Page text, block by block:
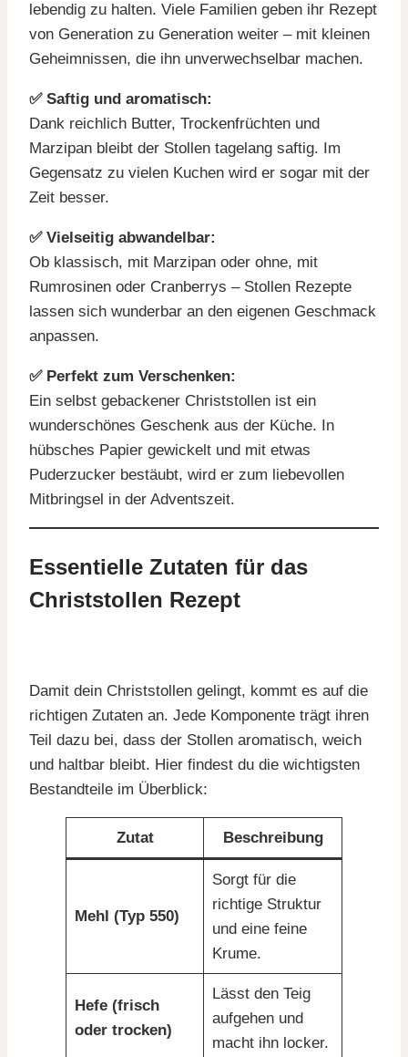
lebendig zu halten. Viele Familien geben ihr Rezept
von Generation zu Generation weiter – mit kleinen
Geheimnissen, die ihn unverwechselbar machen.
✅ Saftig und aromatisch:
Dank reichlich Butter, Trockenfrüchten und
Marzipan bleibt der Stollen tagelang saftig. Im
Gegensatz zu vielen Kuchen wird er sogar mit der
Zeit besser.
✅ Vielseitig abwandelbar:
Ob klassisch, mit Marzipan oder ohne, mit
Rumrosinen oder Cranberrys – Stollen Rezepte
lassen sich wunderbar an den eigenen Geschmack
anpassen.
✅ Perfekt zum Verschenken:
Ein selbst gebackener Christstollen ist ein
wunderschönes Geschenk aus der Küche. In
hübsches Papier gewickelt und mit etwas
Puderzucker bestäubt, wird er zum liebevollen
Mitbringsel in der Adventszeit.
Essentielle Zutaten für das
Christstollen Rezept
Damit dein Christstollen gelingt, kommt es auf die
richtigen Zutaten an. Jede Komponente trägt ihren
Teil dazu bei, dass der Stollen aromatisch, weich
und haltbar bleibt. Hier findest du die wichtigsten
Bestandteile im Überblick:
Zutat Beschreibung
Mehl (Typ 550)
Sorgt für die
richtige Struktur
und eine feine
Krume.
Hefe (frisch
oder trocken)
Lässt den Teig
aufgehen und
macht ihn locker.